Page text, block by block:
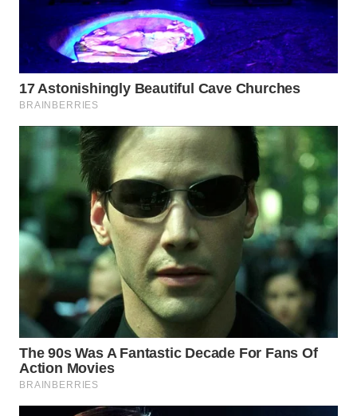
WN
NATUNA
WN
BINTAN
MANDALIKA
LIKUPANG
WN
LABUANBAJO
WN
BORNEO
Wahana
Media
Group